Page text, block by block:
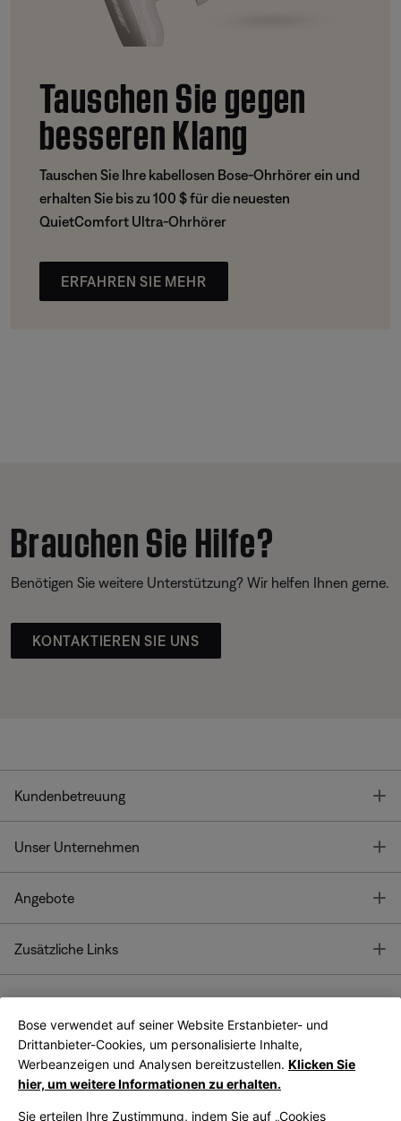
Tauschen Sie gegen
besseren Klang
Tauschen Sie Ihre kabellosen Bose-Ohrhörer ein und
erhalten Sie bis zu 100 $ für die neuesten
QuietComfort Ultra-Ohrhörer
ERFAHREN SIE MEHR
Brauchen Sie Hilfe?
Benötigen Sie weitere Unterstützung? Wir helfen Ihnen gerne.
KONTAKTIEREN SIE UNS
Kundenbetreuung
Unser Unternehmen
Angebote
Zusätzliche Links
Bose App
Bose Connect
App
Bose verwendet auf seiner Website Erstanbieter- und
Drittanbieter-Cookies, um personalisierte Inhalte,
Werbeanzeigen und Analysen bereitzustellen. Klicken Sie
hier, um weitere Informationen zu erhalten.
Sie erteilen Ihre Zustimmung, indem Sie auf „Cookies